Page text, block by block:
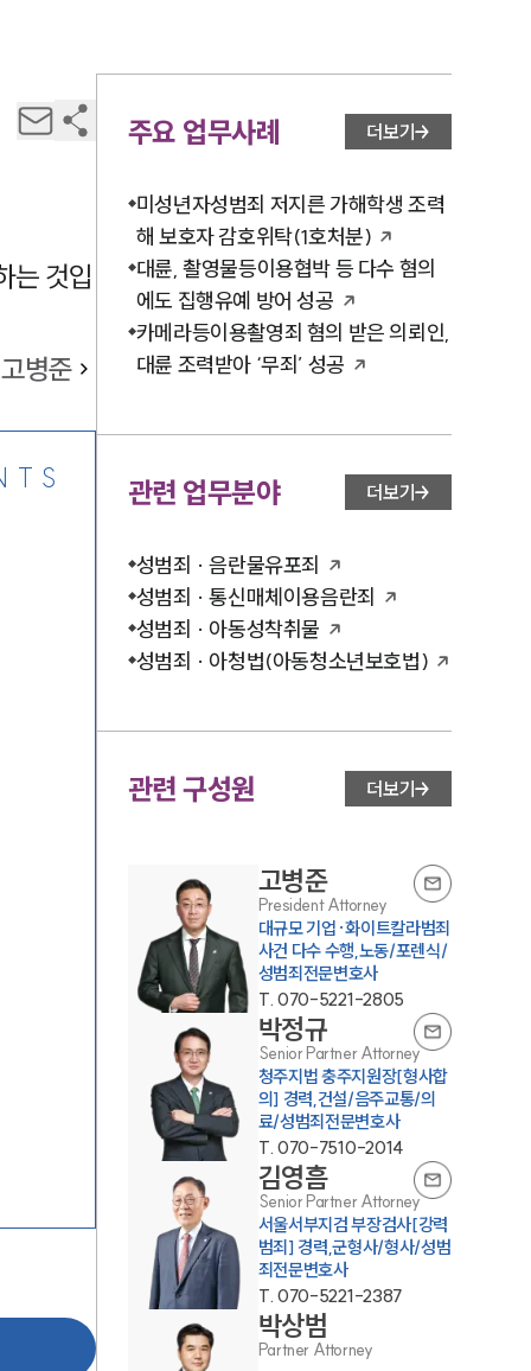
팀소개
팀소개
는 것입
고병준
주요 업무사례 더보기
미성년자성범죄 저지른 가해학생 조력
해 보호자 감호위탁(1호처분)
대륜, 촬영물등이용협박 등 다수 혐의
에도 집행유예 방어 성공
카메라등이용촬영죄 혐의 받은 의뢰인,
대륜 조력받아 ‘무죄’ 성공
관련 업무분야 더보기
성범죄 · 음란물유포죄
성범죄 · 통신매체이용음란죄
성범죄 · 아동성착취물
성범죄 · 아청법(아동청소년보호법)
관련 구성원 더보기
고병준
President Attorney
대규모 기업·화이트칼라범죄
사건 다수 수행,노동/포렌식/
성범죄전문변호사
T. 070-5221-2805
박정규
Senior Partner Attorney
청주지법 충주지원장[형사합
의] 경력,건설/음주교통/의
료/성범죄전문변호사
T. 070-7510-2014
김영흠
Senior Partner Attorney
서울서부지검 부장검사[강력
범죄] 경력,군형사/형사/성범
죄전문변호사
T. 070-5221-2387
박상범
Partner Attorney